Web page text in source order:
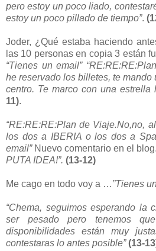
pero estoy un poco liado,
estoy un poco pillado de tiempo”.
Joder, ¿Qué estaba haciendo
las 10 personas en copia 3 están
“Tienes un email”
he reservado los billetes, te
centro. Te marco con una estrella
11).
“RE:RE:RE:Plan de Viaje.No,no,
los dos a IBERIA o los dos a
email”Nuevo comentario en el blog.
PUTA IDEA!”. (13-12)
Me cago en todo voy a …”Tienes
“Chema, seguimos esperando la
ser pesado pero tenemos
disponibilidades están muy
contestaras lo antes posible” (13-